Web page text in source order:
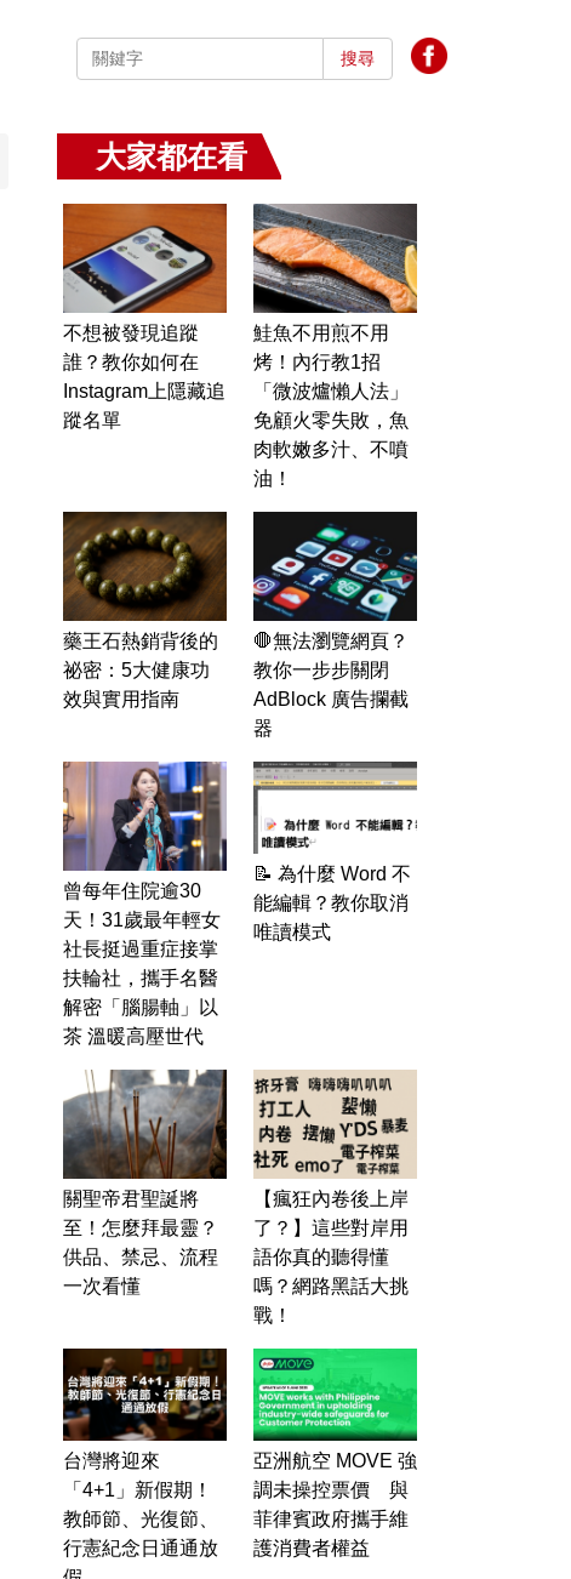
搜尋
大家都在看
不想被發現追蹤
誰？教你如何在
Instagram上隱藏追
蹤名單
鮭魚不用煎不用
烤！內行教1招
「微波爐懶人法」
免顧火零失敗，魚
肉軟嫩多汁、不噴
油！
藥王石熱銷背後的
祕密：5大健康功
效與實用指南
🛑無法瀏覽網頁？
教你一步步關閉
AdBlock 廣告攔截
器
曾每年住院逾30
天！31歲最年輕女
社長挺過重症接掌
扶輪社，攜手名醫
解密「腦腸軸」以
茶 溫暖高壓世代
📝 為什麼 Word 不
能編輯？教你取消
唯讀模式
關聖帝君聖誕將
至！怎麼拜最靈？
供品、禁忌、流程
一次看懂
【瘋狂內卷後上岸
了？】這些對岸用
語你真的聽得懂
嗎？網路黑話大挑
戰！
台灣將迎來
「4+1」新假期！
教師節、光復節、
行憲紀念日通通放
亞洲航空 MOVE 強
調未操控票價 與
菲律賓政府攜手維
護消費者權益